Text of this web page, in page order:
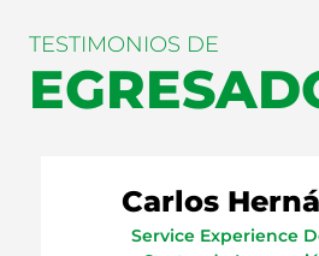
TESTIMONIOS DE
Carlos
Service Experience